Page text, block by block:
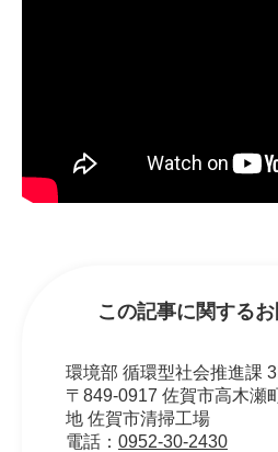
この記事に関する
環境部 循環型社会推進課
〒849-0917 佐賀市高木瀬
地 佐賀市清掃工場
電話： 0952-30-2430